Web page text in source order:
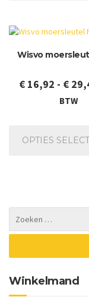
Wisvo
€16,92 - €
BTW
OPTIES
Winkelmand